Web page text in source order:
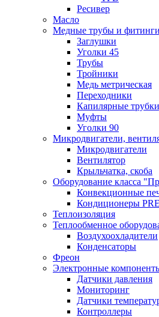
Ресивер
Масло
Медные трубы и фитинги
Заглушки
Уголки 45
Трубы
Тройники
Медь метрическая
Переходники
Капилярные
Муфты
Уголки 90
Микродвигатели,
Микродвигатели
Вентилятор
Крыльчатка, скоба
Оборудование класса
Конвекционные
Кондиционеры
Теплоизоляция
Теплообменное
Воздухоохладители
Конденсаторы
Фреон
Электронные
Датчики давления
Мониторинг
Датчики
Контроллеры